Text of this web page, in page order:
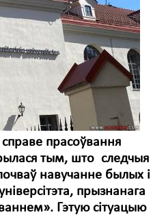
справе прасоўвання
тым, што следчыя
навучанне былых і
прызнанага
Гэтую сітуацыю